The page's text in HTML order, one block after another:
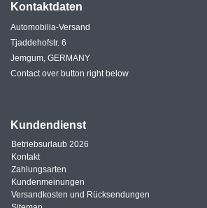
Kontaktdaten
Automobilia-Versand
Tjaddehofstr. 6
Jemgum, GERMANY
Contact over button right below
Kundendienst
Betriebsurlaub 2026
Kontakt
Zahlungsarten
Kundenmeinungen
Versandkosten und Rücksendungen